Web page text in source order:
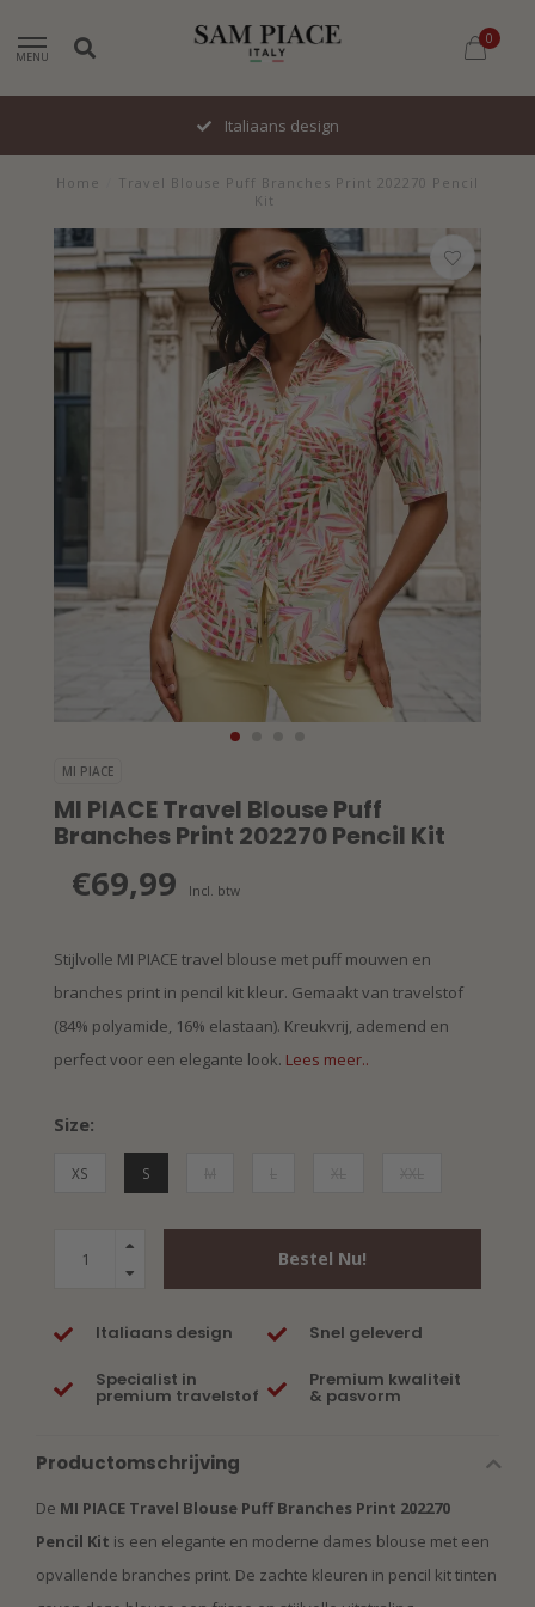
MENU
0
Italiaans design
Home
Travel Blouse Puff Branches Print 202270 Pencil
Kit
MI PIACE
MI PIACE Travel Blouse Puff
Branches Print 202270 Pencil Kit
€69,99 Incl. btw
Stijlvolle MI PIACE travel blouse met puff mouwen en
branches print in pencil kit kleur. Gemaakt van travelstof
(84% polyamide, 16% elastaan). Kreukvrij, ademend en
perfect voor een elegante look. Lees meer..
Size:
XS S
Bestel Nu!
Italiaans design Snel geleverd
Specialist in
premium travelstof
Premium kwaliteit
& pasvorm
Productomschrijving
De MI PIACE Travel Blouse Puff Branches Print 202270
Pencil Kit is een elegante en moderne dames blouse met een
opvallende branches print. De zachte kleuren in pencil kit tinten